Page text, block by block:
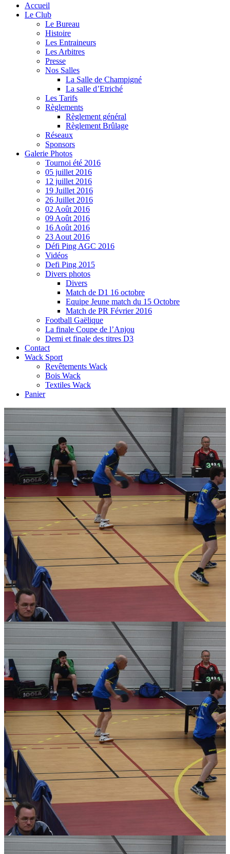
Accueil
Le Club
Le Bureau
Histoire
Les Entraineurs
Les Arbitres
Presse
Nos Salles
La Salle de Champigné
La salle d’Etriché
Les Tarifs
Règlements
Règlement général
Règlement Brûlage
Réseaux
Sponsors
Galerie Photos
Tournoi été 2016
05 juillet 2016
12 juillet 2016
19 Juillet 2016
26 Juillet 2016
02 Août 2016
09 Août 2016
16 Août 2016
23 Aout 2016
Défi Ping AGC 2016
Vidéos
Defi Ping 2015
Divers photos
Divers
Match de D1 16 octobre
Equipe Jeune match du 15 Octobre
Match de PR Février 2016
Football Gaëlique
La finale Coupe de l’Anjou
Demi et finale des titres D3
Contact
Wack Sport
Revêtements Wack
Bois Wack
Textiles Wack
Panier